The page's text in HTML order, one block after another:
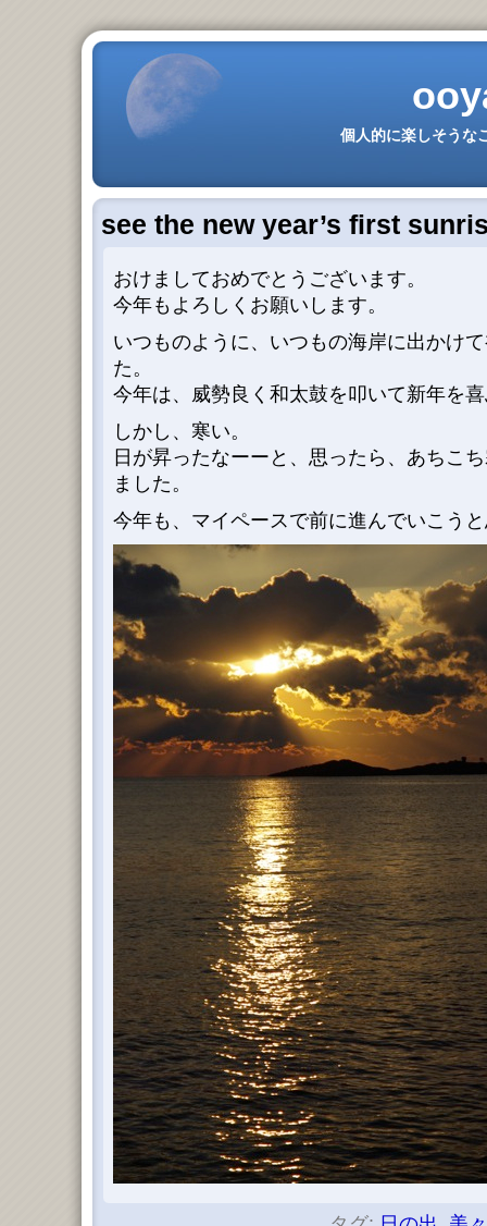
個人的に楽しそうな
see the new year’s first
おけましておめでとうございます。
今年もよろしくお願いします。
いつものように、いつもの海岸に出かけ
た。
今年は、威勢良く和太鼓を叩いて新年を
しかし、寒い。
日が昇ったなーーと、思ったら、あちこ
ました。
今年も、マイペースで前に進んでいこう